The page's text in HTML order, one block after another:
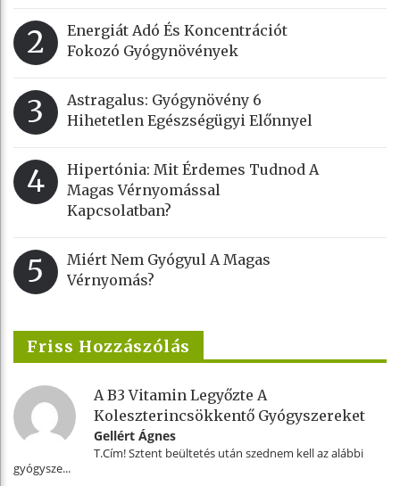
2
Energiát Adó És Koncentrációt
Fokozó Gyógynövények
3
Astragalus: Gyógynövény 6
Hihetetlen Egészségügyi Előnnyel
4
Hipertónia: Mit Érdemes Tudnod A
Magas Vérnyomással
Kapcsolatban?
5
Miért Nem Gyógyul A Magas
Vérnyomás?
Friss Hozzászólás
A B3 Vitamin Legyőzte A
Koleszterincsökkentő Gyógyszereket
Gellért Ágnes
T.Cím! Sztent beültetés után szednem kell az alábbi
gyógysze...